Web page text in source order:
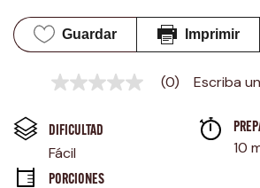
Guardar Imprimir
Sin
en
la
misma
página.
(0) Escriba
DIFICULTAD
Fácil 10
PORCIONES